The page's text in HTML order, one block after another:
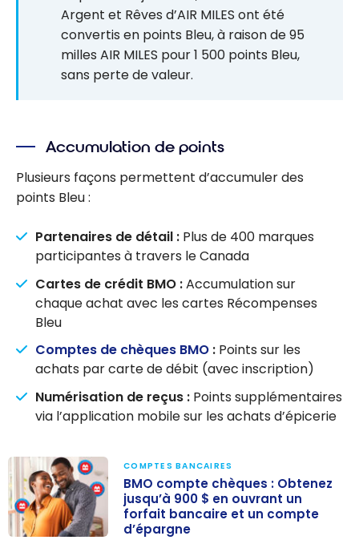
Argent et Rêves d’AIR MILES ont été
convertis en points Bleu, à raison de 95
milles AIR MILES pour 1 500 points Bleu,
sans perte de valeur.
Accumulation de points
Plusieurs façons permettent d’accumuler des
points Bleu :
Partenaires de détail : Plus de 400 marques
participantes à travers le Canada
Cartes de crédit BMO :Accumulation sur
chaque achat avec les cartes Récompenses
Bleu
Comptes de chèques BMO : Points sur les
achats par carte de débit (avec inscription)
Numérisation de reçus : Points supplémentaires
via l’application mobile sur les achats d’épicerie
COMPTES BANCAIRES
BMO compte chèques : Obtenez
jusqu’à 900 $ en ouvrant un
forfait bancaire et un compte
d’épargne